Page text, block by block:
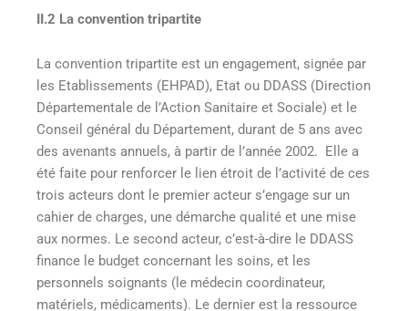
II.2 La convention tripartite
La convention tripartite est un engagement, signée par
les Etablissements (EHPAD), Etat ou DDASS (Direction
Départementale de l’Action Sanitaire et Sociale) et le
Conseil général du Département, durant de 5 ans avec
des avenants annuels, à partir de l’année 2002. Elle a
été faite pour renforcer le lien étroit de l’activité de ces
trois acteurs dont le premier acteur s’engage sur un
cahier de charges, une démarche qualité et une mise
aux normes. Le second acteur, c’est-à-dire le DDASS
finance le budget concernant les soins, et les
personnels soignants (le médecin coordinateur,
matériels, médicaments). Le dernier est la ressource